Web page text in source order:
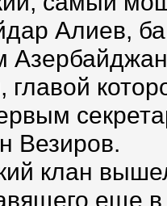
Алиев,
главой
Везиров.
клан
еще